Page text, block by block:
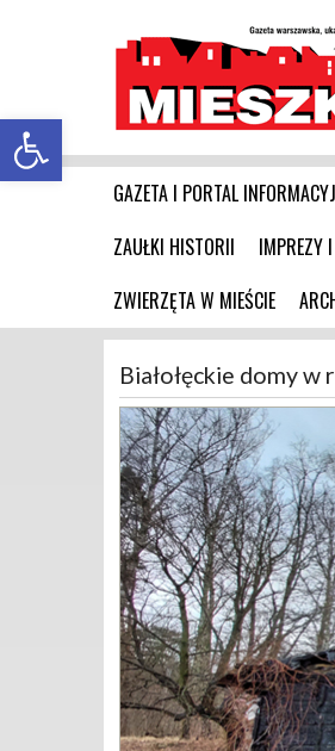
Otwórz pasek narzędzi
GAZETA I PORTAL
ZAUŁKI HISTORII
IMPREZY
ZWIERZĘTA W MIEŚCIE
Białołęckie domy w